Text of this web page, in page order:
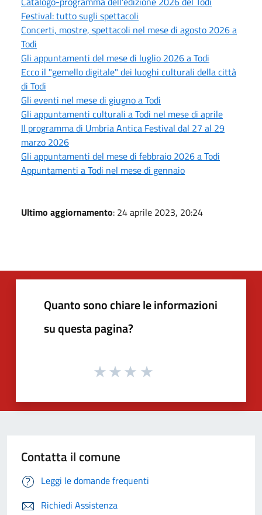
Festival: tutto sugli spettacoli
Concerti, mostre, spettacoli nel mese di agosto 2026 a
Todi
Gli appuntamenti del mese di luglio 2026 a Todi
Ecco il "gemello digitale" dei luoghi culturali della città
di Todi
Gli eventi nel mese di giugno a Todi
Gli appuntamenti culturali a Todi nel mese di aprile
Il programma di Umbria Antica Festival dal 27 al 29
marzo 2026
Gli appuntamenti del mese di febbraio 2026 a Todi
Appuntamenti a Todi nel mese di gennaio
Ultimo aggiornamento: 24 aprile 2023, 20:24
Quanto sono chiare le informazioni
su questa pagina?
Contatta il comune
Leggi le domande frequenti
Richiedi Assistenza